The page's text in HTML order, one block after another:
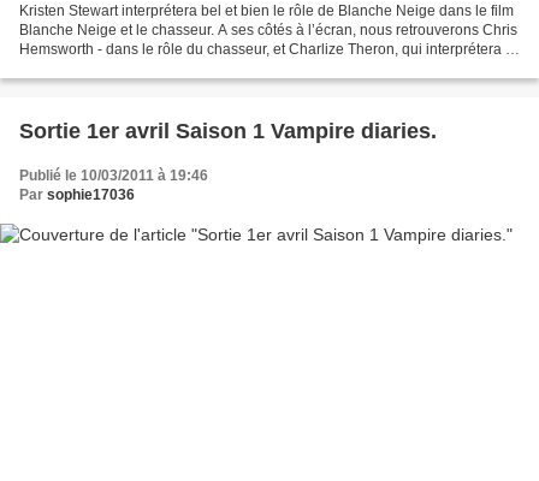
Kristen Stewart interprétera bel et bien le rôle de Blanche Neige dans le film
Blanche Neige et le chasseur. A ses côtés à l’écran, nous retrouverons Chris
Hemsworth - dans le rôle du chasseur, et Charlize Theron, qui interprétera le
Sortie 1er avril Saison 1 Vampire diaries.
Publié le 10/03/2011 à 19:46
Par sophie17036